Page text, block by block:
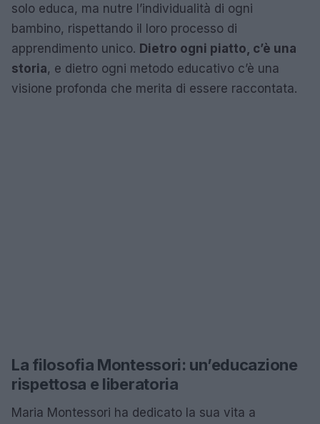
solo educa, ma nutre l’individualità di ogni
bambino, rispettando il loro processo di
apprendimento unico. Dietro ogni piatto, c’è una
storia, e dietro ogni metodo educativo c’è una
visione profonda che merita di essere raccontata.
La filosofia Montessori: un’educazione
rispettosa e liberatoria
Maria Montessori ha dedicato la sua vita a